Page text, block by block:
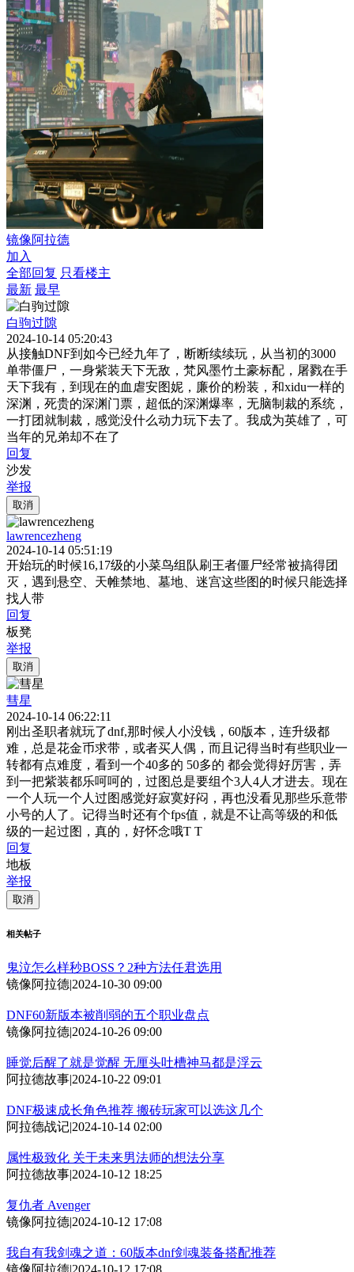
镜像阿拉德
加入
全部回复 只看楼主
最新 最早
白驹过隙
2024-10-14 05:20:43
从接触DNF到如今已经九年了，断断续续玩，从当初的3000
单带僵尸，一身紫装天下无敌，梵风墨竹土豪标配，屠戮在手
天下我有，到现在的血虐安图妮，廉价的粉装，和xidu一样的
深渊，死贵的深渊门票，超低的深渊爆率，无脑制裁的系统，
一打团就制裁，感觉没什么动力玩下去了。我成为英雄了，可
当年的兄弟却不在了
回复
沙发
举报
取消
lawrencezheng
2024-10-14 05:51:19
开始玩的时候16,17级的小菜鸟组队刷王者僵尸经常被搞得团
灭，遇到悬空、天帷禁地、墓地、迷宫这些图的时候只能选择
找人带
回复
板凳
举报
取消
彗星
2024-10-14 06:22:11
刚出圣职者就玩了dnf,那时候人小没钱，60版本，连升级都
难，总是花金币求带，或者买人偶，而且记得当时有些职业一
转都有点难度，看到一个40多的 50多的 都会觉得好厉害，弄
到一把紫装都乐呵呵的，过图总是要组个3人4人才进去。现在
一个人玩一个人过图感觉好寂寞好闷，再也没看见那些乐意带
小号的人了。记得当时还有个fps值，就是不让高等级的和低
级的一起过图，真的，好怀念哦T T
回复
地板
举报
取消
相关帖子
鬼泣怎么样秒BOSS？2种方法任君选用
镜像阿拉德|2024-10-30 09:00
DNF60新版本被削弱的五个职业盘点
镜像阿拉德|2024-10-26 09:00
睡觉后醒了就是觉醒 无厘头吐槽神马都是浮云
阿拉德故事|2024-10-22 09:01
DNF极速成长角色推荐 搬砖玩家可以选这几个
阿拉德战记|2024-10-14 02:00
属性极致化 关于未来男法师的想法分享
阿拉德故事|2024-10-12 18:25
复仇者 Avenger
镜像阿拉德|2024-10-12 17:08
我自有我剑魂之道：60版本dnf剑魂装备搭配推荐
镜像阿拉德|2024-10-12 17:08